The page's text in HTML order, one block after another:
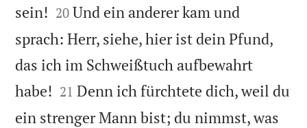
sein! 

20 Und ein anderer kam und
sprach: Herr, siehe, hier ist dein Pfund,
das ich im Schweißtuch aufbewahrt
habe! 

21 Denn ich fürchtete dich, weil du
ein strenger Mann bist; du nimmst, was